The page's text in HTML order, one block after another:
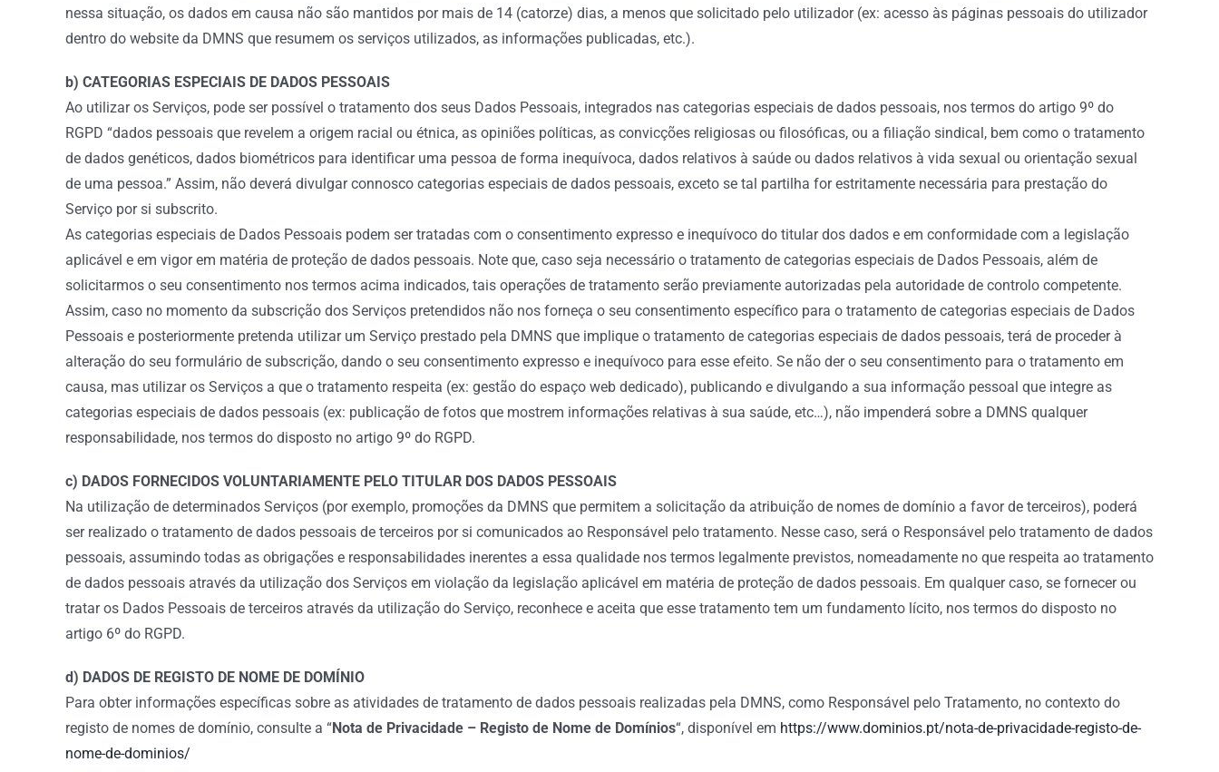
nessa situação, os dados em causa não são mantidos por mais de 14 (catorze) dias, a menos que solicitado pelo utilizador (ex: acesso às páginas pessoais do utilizador
dentro do website da DMNS que resumem os serviços utilizados, as informações publicadas, etc.).
b) CATEGORIAS ESPECIAIS DE DADOS PESSOAIS
Ao utilizar os Serviços, pode ser possível o tratamento dos seus Dados Pessoais, integrados nas categorias especiais de dados pessoais, nos termos do artigo 9º do
RGPD “dados pessoais que revelem a origem racial ou étnica, as opiniões políticas, as convicções religiosas ou filosóficas, ou a filiação sindical, bem como o tratamento
de dados genéticos, dados biométricos para identificar uma pessoa de forma inequívoca, dados relativos à saúde ou dados relativos à vida sexual ou orientação sexual
de uma pessoa.” Assim, não deverá divulgar connosco categorias especiais de dados pessoais, exceto se tal partilha for estritamente necessária para prestação do
Serviço por si subscrito.
As categorias especiais de Dados Pessoais podem ser tratadas com o consentimento expresso e inequívoco do titular dos dados e em conformidade com a legislação
aplicável e em vigor em matéria de proteção de dados pessoais. Note que, caso seja necessário o tratamento de categorias especiais de Dados Pessoais, além de
solicitarmos o seu consentimento nos termos acima indicados, tais operações de tratamento serão previamente autorizadas pela autoridade de controlo competente.
Assim, caso no momento da subscrição dos Serviços pretendidos não nos forneça o seu consentimento específico para o tratamento de categorias especiais de Dados
Pessoais e posteriormente pretenda utilizar um Serviço prestado pela DMNS que implique o tratamento de categorias especiais de dados pessoais, terá de proceder à
alteração do seu formulário de subscrição, dando o seu consentimento expresso e inequívoco para esse efeito. Se não der o seu consentimento para o tratamento em
causa, mas utilizar os Serviços a que o tratamento respeita (ex: gestão do espaço web dedicado), publicando e divulgando a sua informação pessoal que integre as
categorias especiais de dados pessoais (ex: publicação de fotos que mostrem informações relativas à sua saúde, etc…), não impenderá sobre a DMNS qualquer
responsabilidade, nos termos do disposto no artigo 9º do RGPD.
c) DADOS FORNECIDOS VOLUNTARIAMENTE PELO TITULAR DOS DADOS PESSOAIS
Na utilização de determinados Serviços (por exemplo, promoções da DMNS que permitem a solicitação da atribuição de nomes de domínio a favor de terceiros), poderá
ser realizado o tratamento de dados pessoais de terceiros por si comunicados ao Responsável pelo tratamento. Nesse caso, será o Responsável pelo tratamento de dados
pessoais, assumindo todas as obrigações e responsabilidades inerentes a essa qualidade nos termos legalmente previstos, nomeadamente no que respeita ao tratamento
de dados pessoais através da utilização dos Serviços em violação da legislação aplicável em matéria de proteção de dados pessoais. Em qualquer caso, se fornecer ou
tratar os Dados Pessoais de terceiros através da utilização do Serviço, reconhece e aceita que esse tratamento tem um fundamento lícito, nos termos do disposto no
artigo 6º do RGPD.
d) DADOS DE REGISTO DE NOME DE DOMÍNIO
Para obter informações específicas sobre as atividades de tratamento de dados pessoais realizadas pela DMNS, como Responsável pelo Tratamento, no contexto do
registo de nomes de domínio, consulte a “Nota de Privacidade – Registo de Nome de Domínios“, disponível em https://www.dominios.pt/nota-de-privacidade-registo-de-
nome-de-dominios/